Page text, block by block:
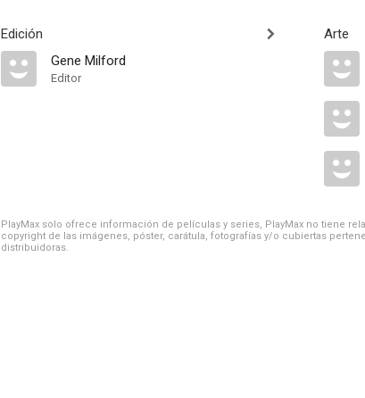
Edición
Gene Milford
Editor
Arte
PlayMax solo ofrece información de películas y series, PlayMax no tiene
copyright de las imágenes, póster, carátula, fotografías y/o cubiertas
distribuidoras.